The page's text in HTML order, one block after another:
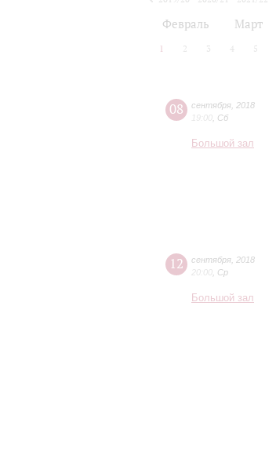
Февраль Март
1 2 3 4 5
08 сентября 2018
19:00 Сб
Большой зал
12 сентября 2018
20:00 Ср
Большой зал